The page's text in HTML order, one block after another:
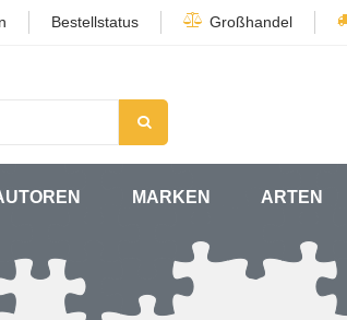
Bestellstatus Großhandel
MARKEN ARTEN